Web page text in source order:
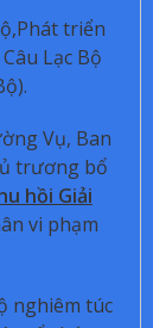
triển
Lạc Bộ
Vụ, Ban
trương bổ
hồi Giải
vi phạm
nghiêm túc